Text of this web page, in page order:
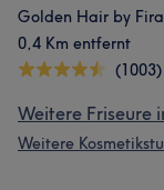
Golden Hair by
0,4 Km entfernt
(1003)
Weitere Friseure
Weitere